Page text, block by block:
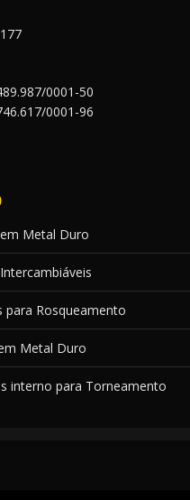
0001-50
0001-96
em:
Metal Duro
para Rosqueamento
Metal Duro
interno para Torneamento